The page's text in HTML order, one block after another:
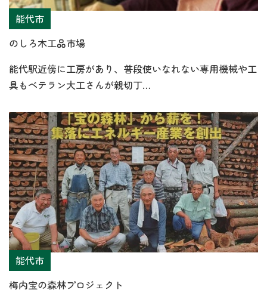
能代市
のしろ木工品市場
能代駅近傍に工房があり、普段使いなれない専用機械や工
具もベテラン大工さんが親切丁…
能代市
梅内宝の森林プロジェクト